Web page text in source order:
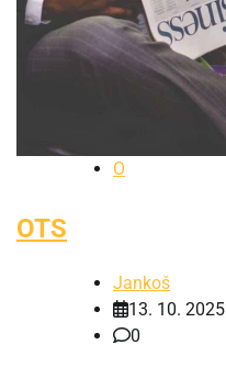
O
OTS
Jankoš
13. 10. 2025
0